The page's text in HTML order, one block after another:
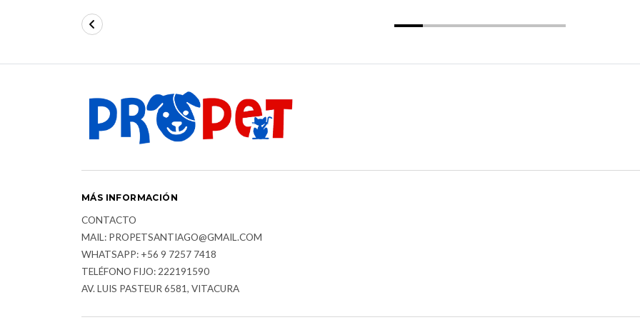
MÁS INFORMACIÓN
CONTACTO
MAIL: PROPETSANTIAGO@GMAIL.COM
WHATSAPP: +56 9 7257 7418
TELÉFONO FIJO: 222191590
AV. LUIS PASTEUR 6581, VITACURA